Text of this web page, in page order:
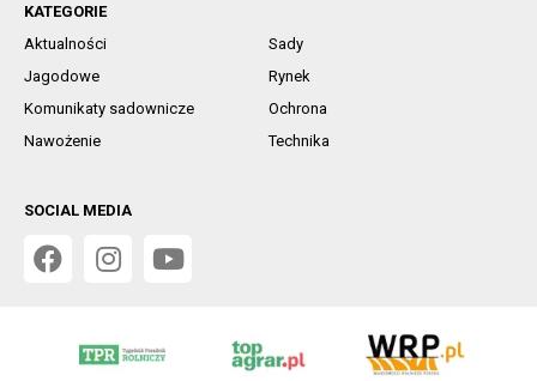
KATEGORIE
Aktualności
Sady
Jagodowe
Rynek
Komunikaty sadownicze
Ochrona
Nawożenie
Technika
SOCIAL MEDIA